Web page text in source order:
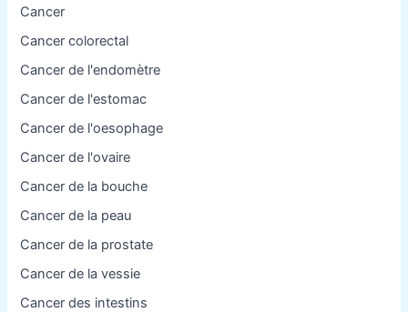
Cancer
Cancer colorectal
Cancer de l'endomètre
Cancer de l'estomac
Cancer de l'oesophage
Cancer de l'ovaire
Cancer de la bouche
Cancer de la peau
Cancer de la prostate
Cancer de la vessie
Cancer des intestins